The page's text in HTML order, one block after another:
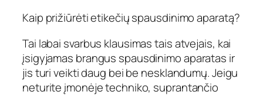
Kaip prižiūrėti etikečių spausdinimo aparatą?
Tai labai svarbus klausimas tais atvejais, kai
įsigyjamas brangus spausdinimo aparatas ir
jis turi veikti daug bei be nesklandumų. Jeigu
neturite įmonėje techniko, suprantančio